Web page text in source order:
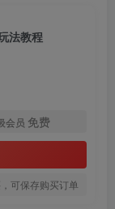
法教程
会员 免费
可保存购买订单